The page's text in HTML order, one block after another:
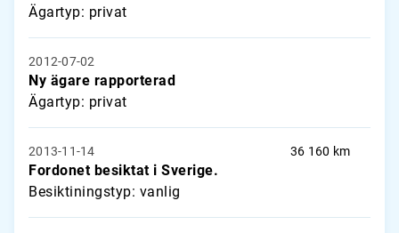
Ägartyp: privat
2012-07-02
Ny ägare rapporterad
Ägartyp: privat
2013-11-14
Fordonet besiktat i Sverige.
Besiktiningstyp: vanlig
36 160 km